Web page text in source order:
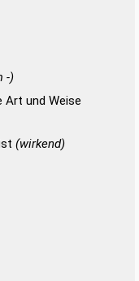
-)
Art und Weise
(wirkend)